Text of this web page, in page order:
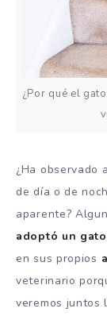
¿Por qué el
¿Ha observado
de día o de
aparente?
adoptó un gato
en sus propios
veterinario
veremos juntos